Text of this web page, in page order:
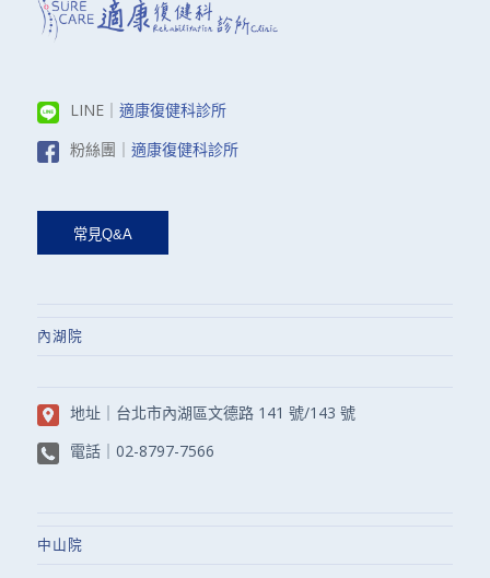
LINE｜ 適康復健科診所
粉絲團｜ 適康復健科診所
內湖院
地址｜ 台北市內湖區文德路 141 號/143 號
電話｜ 02-8797-7566
中山院